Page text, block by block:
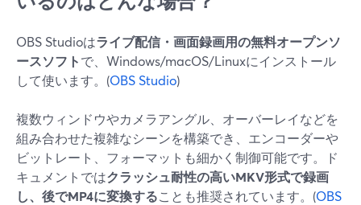
OBS Studioはライブ配信・画面録画用の無料オープンソ
ースソフトで、Windows/macOS/Linuxにインストール
して使います。(OBS Studio)
複数ウィンドウやカメラアングル、オーバーレイなどを
組み合わせた複雑なシーンを構築でき、エンコーダーや
ビットレート、フォーマットも細かく制御可能です。ド
キュメントではクラッシュ耐性の高いMKV形式で録画
し、後でMP4に変換することも推奨されています。(OBS